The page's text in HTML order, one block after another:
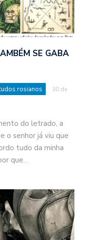
SE GABA
rosianos
30 de
do letrado, a
o senhor já viu que
tudo da minha
que…